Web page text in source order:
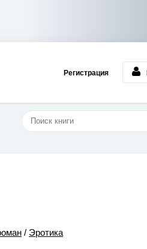
Регистрация
/ Эротика